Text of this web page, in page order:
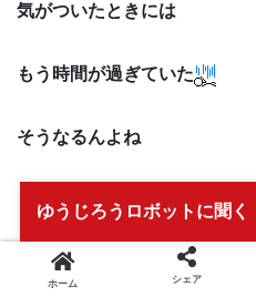
気がついたときには
もう時間が過ぎていた
そうなるんよね
これは
ホーム シェア
ゆうじろうロボットに聞く